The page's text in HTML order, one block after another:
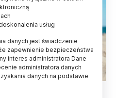
usług
danych jest świadczenie
zapewnienie bezpieczeństwa
interes administratora Dane
administratora danych
danych na podstawie